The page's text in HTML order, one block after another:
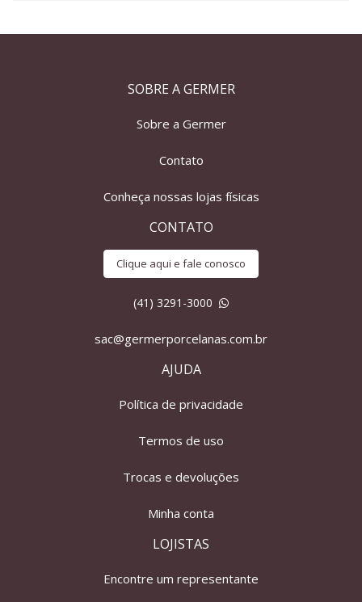
SOBRE A GERMER
Sobre a Germer
Contato
Conheça nossas lojas físicas
CONTATO
Clique aqui e fale conosco
(41) 3291-3000
sac@germerporcelanas.com.br
AJUDA
Política de privacidade
Termos de uso
Trocas e devoluções
Minha conta
LOJISTAS
Encontre um representante